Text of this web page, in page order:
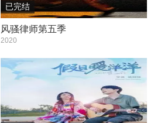
已完结
风骚律师第五季
2020